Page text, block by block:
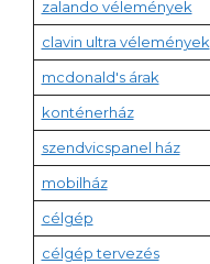
zalando vélemények
clavin ultra vélemények
mcdonald's árak
konténerház
szendvicspanel ház
mobilház
célgép
célgép tervezés